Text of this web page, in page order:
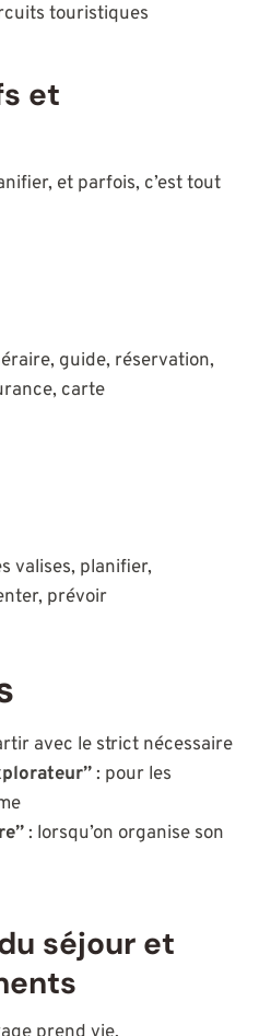
touristiques
et
et parfois, c’est tout
guide, réservation,
carte
valises, planifier,
prévoir
avec le strict nécessaire
: pour les
: lorsqu’on organise son
séjour et